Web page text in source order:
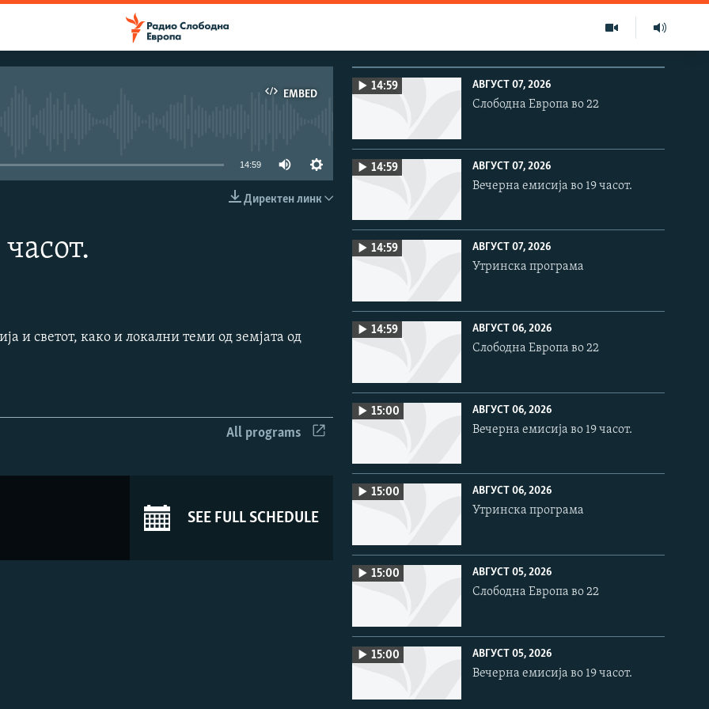
EMBED
EMBED
14:59
Директен линк
и светот, како и локални теми од земјата од
All programs
SEE FULL SCHEDULE
14:59 АВГУСТ 07, 2026
Слободна Европа во 22
14:59 АВГУСТ 07, 2026
Вечерна емисија во 19 часот.
14:59 АВГУСТ 07, 2026
Утринска програма
14:59 АВГУСТ 06, 2026
Слободна Европа во 22
15:00 АВГУСТ 06, 2026
Вечерна емисија во 19 часот.
15:00 АВГУСТ 06, 2026
Утринска програма
15:00 АВГУСТ 05, 2026
Слободна Европа во 22
15:00 АВГУСТ 05, 2026
Вечерна емисија во 19 часот.